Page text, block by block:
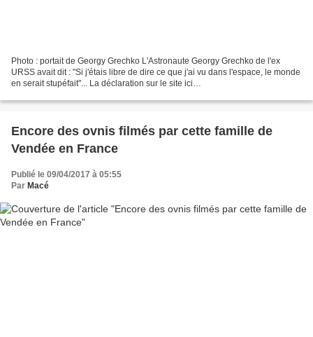
Photo : portait de Georgy Grechko L'Astronaute Georgy Grechko de l'ex
URSS avait dit : "Si j'étais libre de dire ce que j'ai vu dans l'espace, le monde
en serait stupéfait"... La déclaration sur le site ici
Encore des ovnis filmés par cette famille de
Vendée en France
Publié le 09/04/2017 à 05:55
Par Macé